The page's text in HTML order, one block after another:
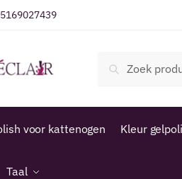
naar:
Zoeken
voor kattenogen Kleur
Taal